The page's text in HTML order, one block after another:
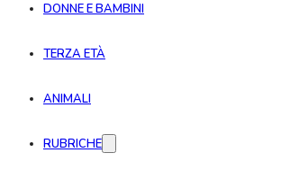
DONNE E BAMBINI
TERZA ETÀ
ANIMALI
RUBRICHE